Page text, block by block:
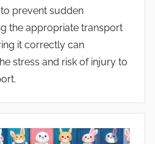
prevent sudden
the appropriate transport
it correctly can
stress and risk of injury to